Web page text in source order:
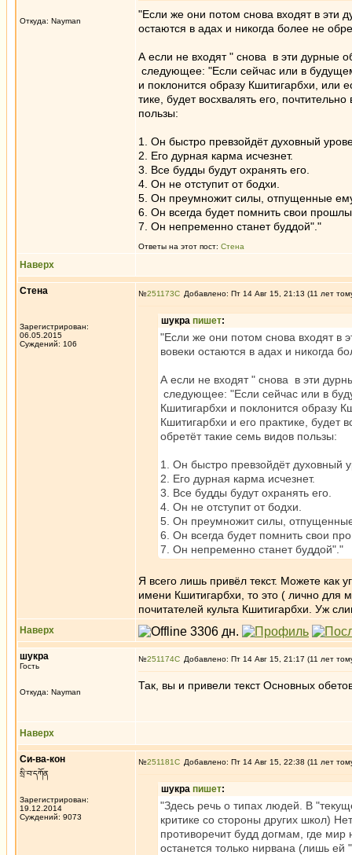
Откуда: Nayman
"Если же они потом снова входят в эти
остаются в адах и никогда более не
А если не входят " снова в эти дурные
следующее: "Если сейчас или в
и поклонится образу Кшитигарбхи, или
тике, будет восхвалять его,
пользы:
1. Он быстро превзойдёт духовный
2. Его дурная карма исчезнет.
3. Все будды будут охранять его.
4. Он не отступит от бодхи.
5. Он преумножит силы, отпущенные
6. Он всегда будет помнить свои
7. Он непременно станет буддой"."
Ответы на этот пост: Стена
Наверх
Стена
Зарегистрирован:
06.05.2015
Суждений: 106
№251173 Добавлено: Пт 14 Авг 15, 21:13 (11 лет
шукра пишет:
"Если же они потом снова входят в
вовеки остаются в адах и никогда
А если не входят " снова в эти
следующее: "Если сейчас или в
Кшитигарбхи и поклонится образу
Кшитигарбхи и его прак­тике, будет
обретёт такие семь видов пользы:
1. Он быстро превзойдёт духовный
2. Его дурная карма исчезнет.
3. Все будды будут охранять его.
4. Он не отступит от бодхи.
5. Он преумножит силы,
6. Он всегда будет помнить свои
7. Он непременно станет буддой"."
Я всего лишь привёл текст. Можете как
имени Кшитигарбхи, то это ( лично для
почитателей культа Кшитигарбхи. Уж
Наверх
шукра
Гость
Откуда: Nayman
№251174 Добавлено: Пт 14 Авг 15, 21:17 (11 лет
Так, вы и привели текст Основных
Наверх
Си-ва-кон
སྲི་བ་དཀོན
Зарегистрирован:
19.12.2014
Суждений: 9073
№251181 Добавлено: Пт 14 Авг 15, 22:38 (11 лет
шукра пишет:
"Здесь речь о типах людей. В
критике со стороны других школ)
противоречит будд догмам, где
останется только нирвана (лишь